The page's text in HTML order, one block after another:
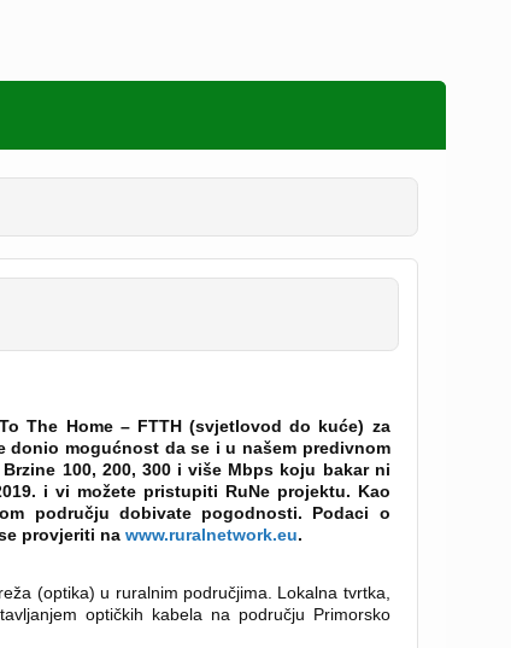
The Home – FTTH (svjetlovod do kuće) za
donio mogućnost da se i u našem predivnom
100, 200, 300 i više Mbps koju bakar ni
i vi možete pristupiti RuNe projektu. Kao
području dobivate pogodnosti. Podaci o
provjeriti nawww.ruralnetwork.eu.
(optika) u ruralnim područjima. Lokalna tvrtka,
optičkih kabela na području Primorsko